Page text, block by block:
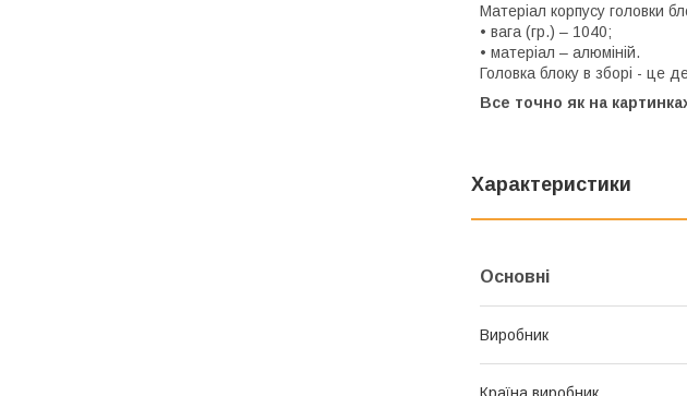
Матеріал корпусу головки
• вага (гр.) – 1040;
• матеріал – алюміній.
Головка блоку в зборі - це
Все точно як на
Характеристики
Основні
Виробник
Країна виробник